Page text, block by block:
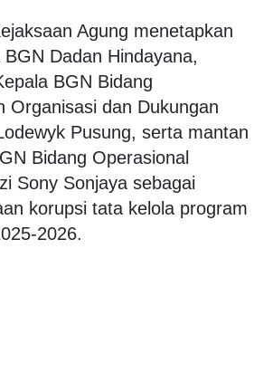
Agung menetapkan
Dadan Hindayana,
BGN Bidang
Organisasi dan Dukungan
Pusung, serta mantan
Bidang Operasional
Sony Sonjaya sebagai
korupsi tata kelola program
2026.